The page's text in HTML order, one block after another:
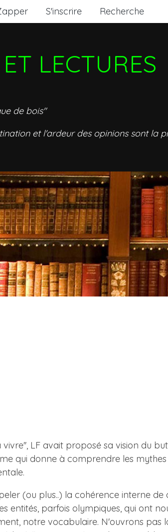
S'inscrire Recherche
LECTURES
de bois"
et l'ardeur des opinions sont la
LF avait proposé sa vision du
qui donne à comprendre les
(ou plus..) la cohérence interne
entités, parfois olympiques, qui ont
notre vocabulaire. N'ouvrons pas